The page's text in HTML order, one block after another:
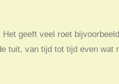
geeft veel roet
tuit, van tijd tot tijd even